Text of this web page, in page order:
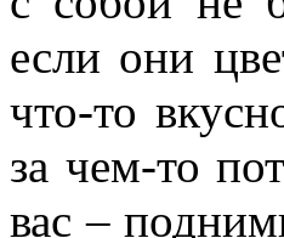
если они
что-то
за чем-то
вас –